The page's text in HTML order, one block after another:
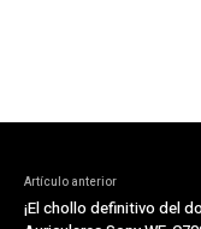
Artículo anterior
¡El chollo definitivo del